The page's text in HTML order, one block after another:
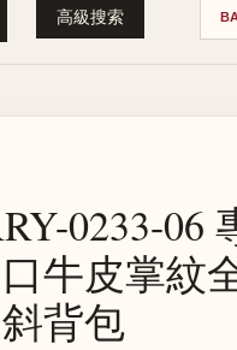
高級搜索
0233-06
牛皮掌紋
背包